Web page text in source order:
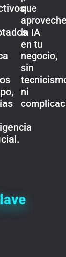
que
la IA
en tu
negocio,
sin
ni